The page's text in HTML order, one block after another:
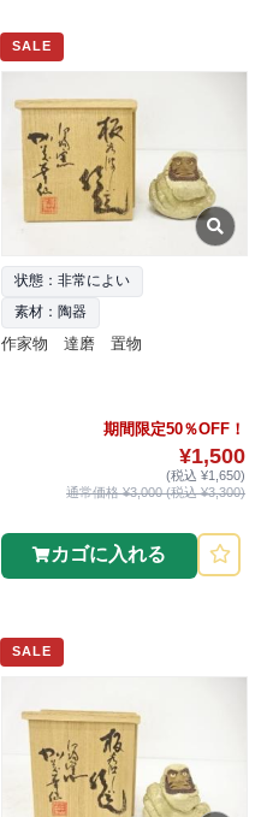
SALE
状態：非常によい
素材：陶器
作家物 達磨 置物
期間限定50％OFF！
¥1,500
(税込 ¥1,650)
通常価格 ¥3,000 (税込 ¥3,300)
カゴに入れる
SALE